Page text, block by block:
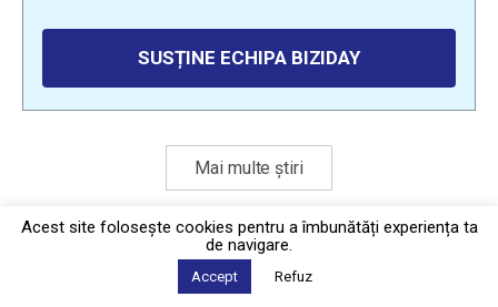
SUSȚINE ECHIPA BIZIDAY
Mai multe știri
Politica de confidențialitate
2026 © Biziday
Acest site foloseşte cookies pentru a îmbunătăți experiența ta
de navigare.
Accept Refuz